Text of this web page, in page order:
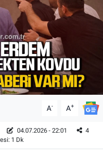
A- A+
04.07.2026 - 22:01
4
1 Dk